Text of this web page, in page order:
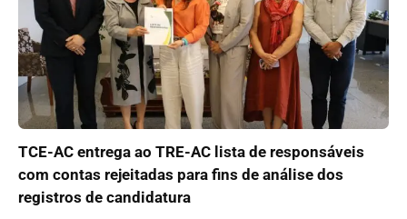
TCE-AC entrega ao TRE-AC lista de responsáveis
com contas rejeitadas para fins de análise dos
registros de candidatura